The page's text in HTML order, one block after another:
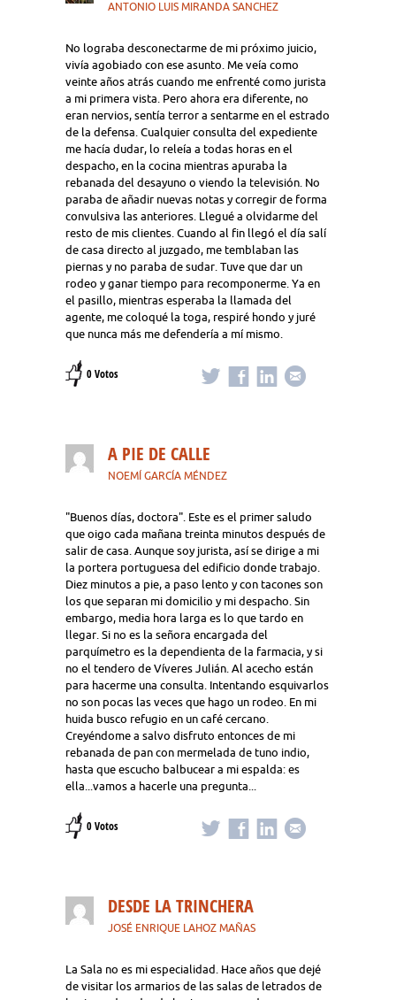
ANTONIO LUIS MIRANDA SANCHEZ
No lograba desconectarme de mi próximo juicio,
vivía agobiado con ese asunto. Me veía como
veinte años atrás cuando me enfrenté como jurista
a mi primera vista. Pero ahora era diferente, no
eran nervios, sentía terror a sentarme en el estrado
de la defensa. Cualquier consulta del expediente
me hacía dudar, lo releía a todas horas en el
despacho, en la cocina mientras apuraba la
rebanada del desayuno o viendo la televisión. No
paraba de añadir nuevas notas y corregir de forma
convulsiva las anteriores. Llegué a olvidarme del
resto de mis clientes. Cuando al fin llegó el día salí
de casa directo al juzgado, me temblaban las
piernas y no paraba de sudar. Tuve que dar un
rodeo y ganar tiempo para recomponerme. Ya en
el pasillo, mientras esperaba la llamada del
agente, me coloqué la toga, respiré hondo y juré
que nunca más me defendería a mí mismo.
0 Votos
A PIE DE CALLE
NOEMÍ GARCÍA MÉNDEZ
"Buenos días, doctora". Este es el primer saludo
que oigo cada mañana treinta minutos después de
salir de casa. Aunque soy jurista, así se dirige a mi
la portera portuguesa del edificio donde trabajo.
Diez minutos a pie, a paso lento y con tacones son
los que separan mi domicilio y mi despacho. Sin
embargo, media hora larga es lo que tardo en
llegar. Si no es la señora encargada del
parquímetro es la dependienta de la farmacia, y si
no el tendero de Víveres Julián. Al acecho están
para hacerme una consulta. Intentando esquivarlos
no son pocas las veces que hago un rodeo. En mi
huida busco refugio en un café cercano.
Creyéndome a salvo disfruto entonces de mi
rebanada de pan con mermelada de tuno indio,
hasta que escucho balbucear a mi espalda: es
ella...vamos a hacerle una pregunta...
0 Votos
DESDE LA TRINCHERA
JOSÉ ENRIQUE LAHOZ MAÑAS
La Sala no es mi especialidad. Hace años que dejé
de visitar los armarios de las salas de letrados de